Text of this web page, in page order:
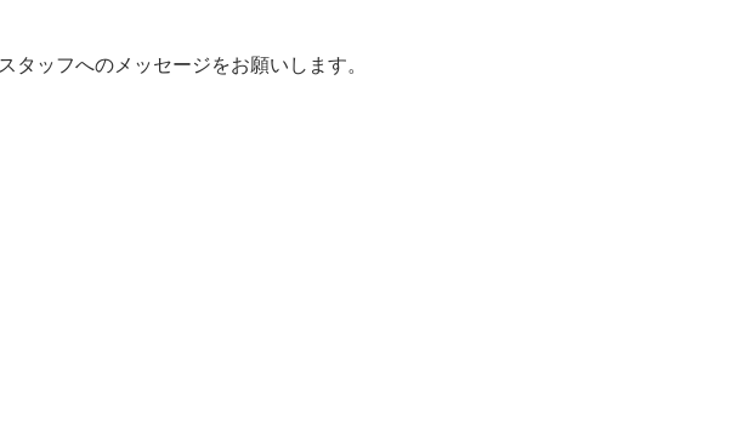
タッフへのメッセージをお願いします。